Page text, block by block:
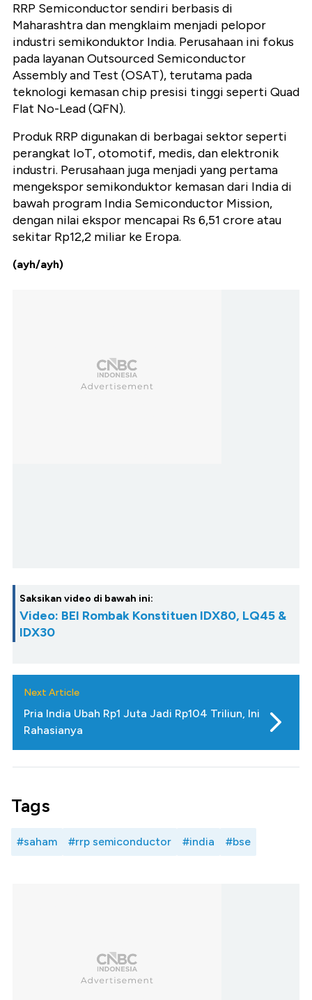
RRP Semiconductor sendiri berbasis di
Maharashtra dan mengklaim menjadi pelopor
industri semikonduktor India. Perusahaan ini fokus
pada layanan Outsourced Semiconductor
Assembly and Test (OSAT), terutama pada
teknologi kemasan chip presisi tinggi seperti Quad
Flat No-Lead (QFN).
Produk RRP digunakan di berbagai sektor seperti
perangkat IoT, otomotif, medis, dan elektronik
industri. Perusahaan juga menjadi yang pertama
mengekspor semikonduktor kemasan dari India di
bawah program India Semiconductor Mission,
dengan nilai ekspor mencapai Rs 6,51 crore atau
sekitar Rp12,2 miliar ke Eropa.
(ayh/ayh)
Saksikan video di bawah ini:
Video: BEI Rombak Konstituen IDX80, LQ45 &
IDX30
Next Article
Pria India Ubah Rp1 Juta Jadi Rp104 Triliun, Ini
Rahasianya
Tags
#saham #rrp semiconductor #india #bse